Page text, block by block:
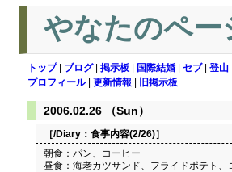
やなたのペー
トップ| ブログ| 掲示板 国際結婚 セブ| 登山
プロフィール| 更新情報 旧掲示板
2006.02.26 （Sun）
［/Diary： 食事内容(2/26)］
朝食：パン、コーヒー
昼食：海老カツサンド、フライドポテト、